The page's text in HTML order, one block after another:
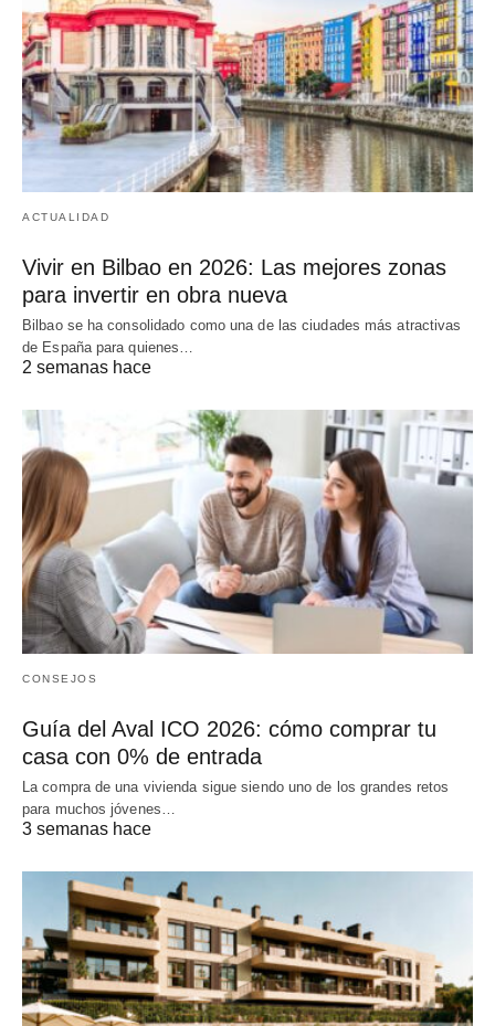
ACTUALIDAD
Vivir en Bilbao en 2026: Las mejores zonas
para invertir en obra nueva
Bilbao se ha consolidado como una de las ciudades más atractivas
de España para quienes…
2 semanas hace
CONSEJOS
Guía del Aval ICO 2026: cómo comprar tu
casa con 0% de entrada
La compra de una vivienda sigue siendo uno de los grandes retos
para muchos jóvenes…
3 semanas hace